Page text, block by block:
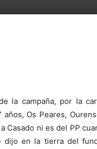
la campaña, por la
Os Peares,
Casado ni es del PP
dijo en la tierra del